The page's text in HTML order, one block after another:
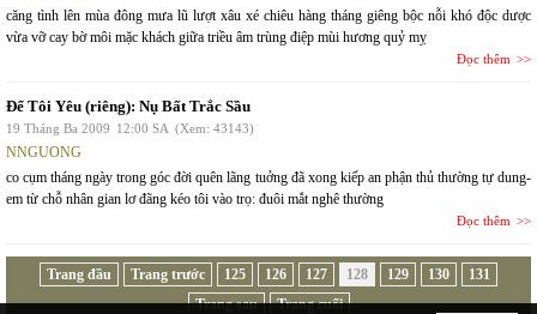
căng tình lên mùa đông mưa lũ lượt xâu xé chiêu hàng tháng giêng bộc nỗi khó độc dược
vừa vỡ cay bờ môi mặc khách giữa triều âm trùng điệp mùi hương quỷ mỵ
Đọc thêm
Để Tôi Yêu (riêng): Nụ Bất Trắc Sầu
19 Tháng Ba 2009 12:00 SA (Xem: 43143)
NNGUONG
co cụm tháng ngày trong góc đời quên lãng tuởng đã xong kiếp an phận thủ thường tự dung-
em từ chỗ nhân gian lơ đãng kéo tôi vào trọ: đuôi mắt nghê thường
Đọc thêm
Trang đầu Trang trước 125 126 127 128 129 130
131
Trang sau
Trang cuối